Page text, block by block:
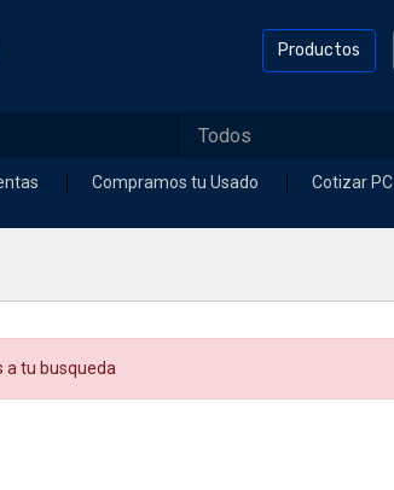
Productos
Compramos tu Usado Cotizar PC
a tu busqueda